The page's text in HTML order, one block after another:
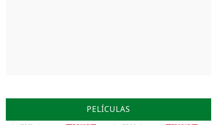
PELÍCULASÁmsterdam